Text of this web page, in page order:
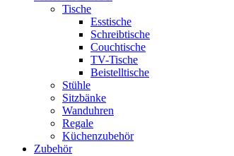
Tische
Esstische
Schreibtische
Couchtische
TV-Tische
Beistelltische
Stühle
Sitzbänke
Wanduhren
Regale
Küchenzubehör
Zubehör